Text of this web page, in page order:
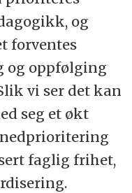
og
forventes
og oppfølging
vi ser det kan
seg et økt
faglig frihet,